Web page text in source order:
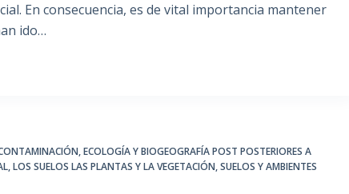
En consecuencia, es de vital importancia mantener
ido…
,ECOLOGÍA Y BIOGEOGRAFÍA POST POSTERIORES A
,LOS SUELOS LAS PLANTAS Y LA VEGETACIÓN,SUELOS Y AMBIENTES